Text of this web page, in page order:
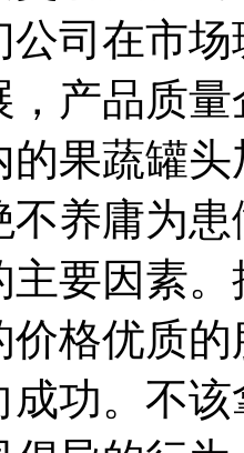
公司在市
，产品质
的果蔬罐
不养庸为
主要因素
价格优质
成功。不